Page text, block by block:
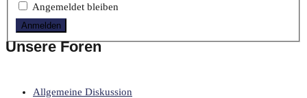
Angemeldet bleiben
Anmelden
Unsere Foren
Allgemeine Diskussion